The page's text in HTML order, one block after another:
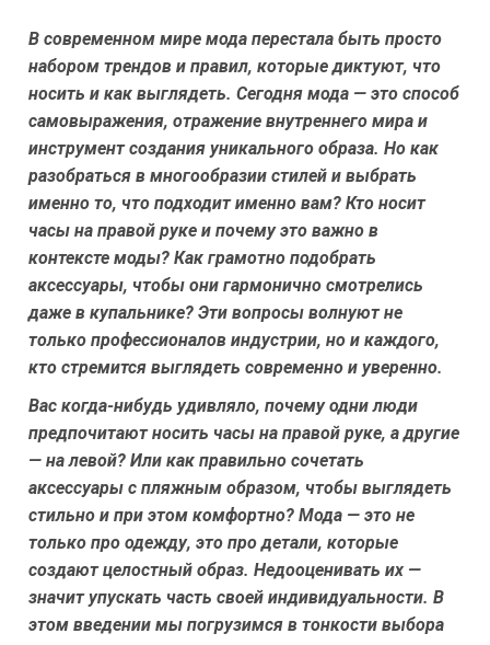
В современном мире мода перестала быть просто
набором трендов и правил, которые диктуют, что
носить и как выглядеть. Сегодня мода — это способ
самовыражения, отражение внутреннего мира и
инструмент создания уникального образа. Но как
разобраться в многообразии стилей и выбрать
именно то, что подходит именно вам? Кто носит
часы на правой руке и почему это важно в
контексте моды? Как грамотно подобрать
аксессуары, чтобы они гармонично смотрелись
даже в купальнике? Эти вопросы волнуют не
только профессионалов индустрии, но и каждого,
кто стремится выглядеть современно и уверенно.
Вас когда-нибудь удивляло, почему одни люди
предпочитают носить часы на правой руке, а другие
— на левой? Или как правильно сочетать
аксессуары с пляжным образом, чтобы выглядеть
стильно и при этом комфортно? Мода — это не
только про одежду, это про детали, которые
создают целостный образ. Недооценивать их —
значит упускать часть своей индивидуальности. В
этом введении мы погрузимся в тонкости выбора